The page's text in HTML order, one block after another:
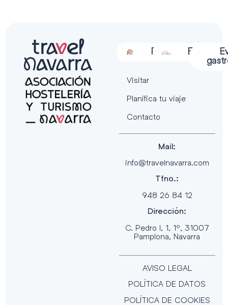
Alojamiento
Restauración
Actividades
Visitar
Planifica tu viaje
Contacto
Mail:
info@travelnavarra.com
Tfno.:
948 26 84 12
Dirección:
C. Pedro I, 1, 1º, 31007
Pamplona, Navarra
AVISO LEGAL
POLÍTICA DE DATOS
POLÍTICA DE COOKIES